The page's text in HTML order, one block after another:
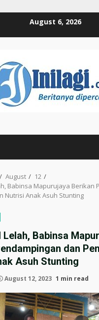
August 6, 2026
August
12
Babinsa Mapurujaya Berikan
Nutrisi Anak Asuh Stunting
Lelah, Babinsa
dan
Asuh Stunting
August 12, 2023 1 min read